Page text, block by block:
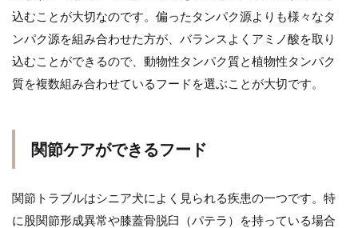
込むことが大切なのです。偏ったタンパク源よりも様々なタ
ンパク源を組み合わせた方が、バランスよくアミノ酸を取り
込むことができるので、動物性タンパク質と植物性タンパク
質を複数組み合わせているフードを選ぶことが大切です。
関節ケアができるフード
関節トラブルはシニア犬によく見られる疾患の一つです。特
に股関節形成異常や膝蓋骨脱臼（パテラ）を持っている場合